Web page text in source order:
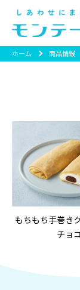
ホーム 商品情報
もちもち手巻き
チョコ